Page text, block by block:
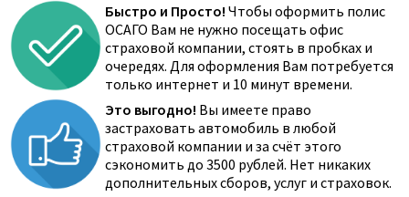
Быстро и Просто! Чтобы оформить полис
ОСАГО Вам не нужно посещать офис
страховой компании, стоять в пробках и
очередях. Для оформления Вам потребуется
только интернет и 10 минут времени.
Это выгодно! Вы имеете право
застраховать автомобиль в любой
страховой компании и за счёт этого
сэкономить до 3500 рублей. Нет никаких
дополнительных сборов, услуг и страховок.